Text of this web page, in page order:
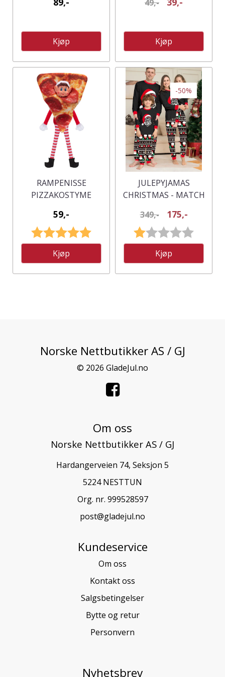
Kjøp
49,-
Kjøp
RAMPENISSE
PIZZAKOSTYME
59,-
Karakter:
5.0 av 5 mulige
Kjøp
-50%
JULEPYJAMAS
CHRISTMAS - MATCH
HERRE
349,- 175,-
Karakter:
Kjøp
Norske Nettbutikker AS / GJ
© 2026 GladeJul.no
Om oss
Norske Nettbutikker AS / GJ
Hardangerveien 74, Seksjon 5
5224 NESTTUN
Org. nr. 999528597
post@gladejul.no
Kundeservice
Om oss
Kontakt oss
Salgsbetingelser
Bytte og retur
Personvern
Nyhetsbrev